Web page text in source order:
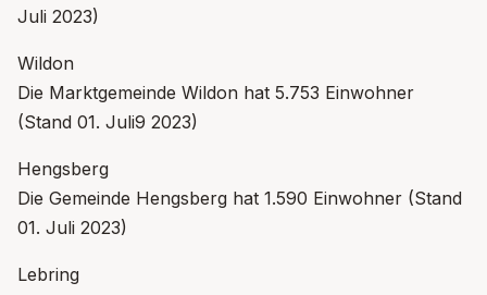
Juli 2023)
Wildon
Die Marktgemeinde Wildon hat 5.753 Einwohner
(Stand 01. Juli9 2023)
Hengsberg
Die Gemeinde Hengsberg hat 1.590 Einwohner (Stand
01. Juli 2023)
Lebring